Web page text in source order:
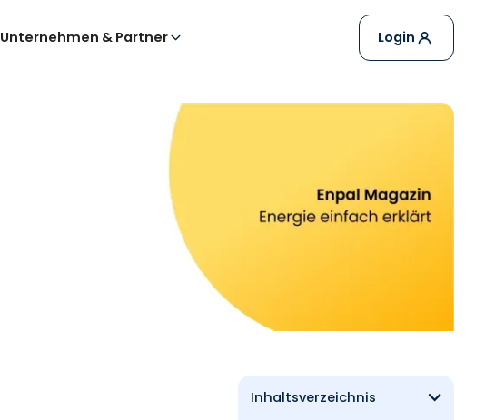
Unternehmen & Partner Login
Inhaltsverzeichnis